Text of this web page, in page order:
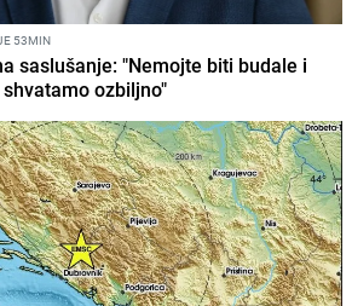
53MIN
saslušanje: "Nemojte biti budale i
ozbiljno"